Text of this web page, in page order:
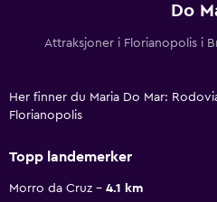
Do
Attraksjoner i Florianopolis i
Her finner du Maria Do Mar:
Florianopolis
Topp landemerker
Morro da Cruz
4.1 km